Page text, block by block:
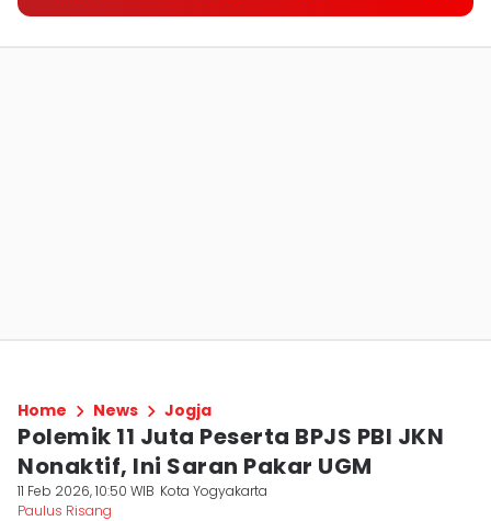
Home News Jogja
Polemik 11 Juta Peserta BPJS PBI JKN
Nonaktif, Ini Saran Pakar UGM
11 Feb 2026, 10:50 WIB Kota Yogyakarta
Paulus Risang